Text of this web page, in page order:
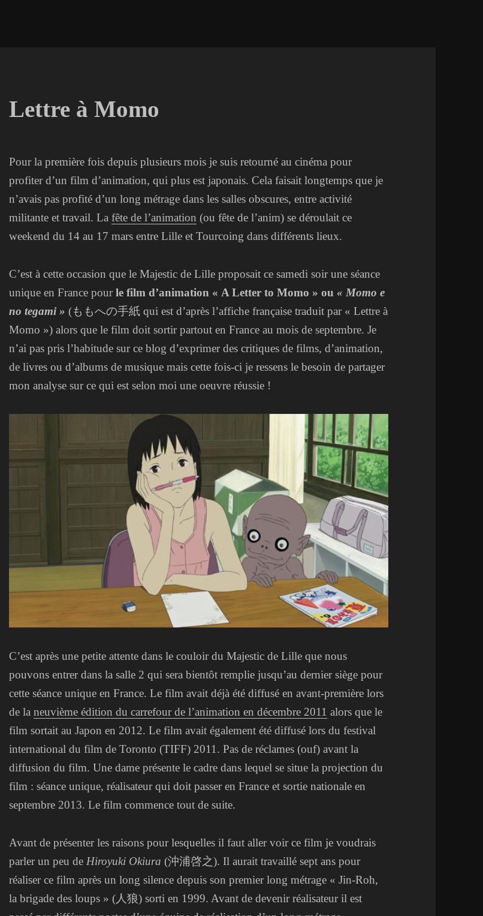
Lettre à Momo
Pour la première fois depuis plusieurs mois je suis retourné au cinéma pour
profiter d’un film d’animation, qui plus est japonais. Cela faisait longtemps que je
n’avais pas profité d’un long métrage dans les salles obscures, entre activité
militante et travail. Lafête de l’animation (ou fête de l’anim) se déroulait ce
weekend du 14 au 17 mars entre Lille et Tourcoing dans différents lieux.
C’est à cette occasion que le Majestic de Lille proposait ce samedi soir une séance
unique en France pourle film d’animation « A Letter to Momo » ou« Momo e
no tegami » (ももへの手紙 qui est d’après l’affiche française traduit par « Lettre à
Momo ») alors que le film doit sortir partout en France au mois de septembre. Je
n’ai pas pris l’habitude sur ce blog d’exprimer des critiques de films, d’animation,
de livres ou d’albums de musique mais cette fois-ci je ressens le besoin de partager
mon analyse sur ce qui est selon moi une oeuvre réussie !
C’est après une petite attente dans le couloir du Majestic de Lille que nous
pouvons entrer dans la salle 2 qui sera bientôt remplie jusqu’au dernier siège pour
cette séance unique en France. Le film avait déjà été diffusé en avant-première lors
de laneuvième édition du carrefour de l’animation en décembre 2011 alors que le
film sortait au Japon en 2012. Le film avait également été diffusé lors du festival
international du film de Toronto (TIFF) 2011. Pas de réclames (ouf) avant la
diffusion du film. Une dame présente le cadre dans lequel se situe la projection du
film : séance unique, réalisateur qui doit passer en France et sortie nationale en
septembre 2013. Le film commence tout de suite.
Avant de présenter les raisons pour lesquelles il faut aller voir ce film je voudrais
parler un peu deHiroyuki Okiura (沖浦啓之). Il aurait travaillé sept ans pour
réaliser ce film après un long silence depuis son premier long métrage « Jin-Roh,
la brigade des loups » (人狼) sorti en 1999. Avant de devenir réalisateur il est